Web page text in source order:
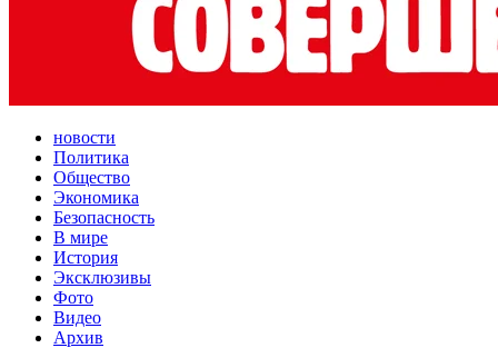
новости
Политика
Общество
Экономика
Безопасность
В мире
История
Эксклюзивы
Фото
Видео
Архив